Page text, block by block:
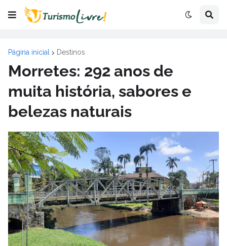
Página inicial Destinos
Morretes: 292 anos de
muita história, sabores e
belezas naturais